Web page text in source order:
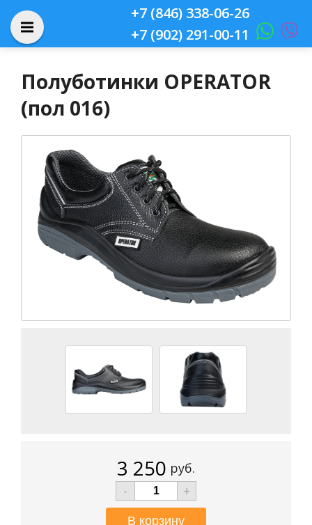
+7 (846) 338-06-26
+7 (902) 291-00-11
Полуботинки OPERATOR
(пол 016)
3 250 руб.
-
+